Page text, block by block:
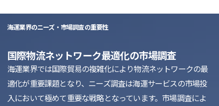
海運業界のニーズ・市場調査の重要性
国際物流ネットワーク最適化の市場調査
海運業界では国際貿易の複雑化により物流ネットワークの最
適化が重要課題となり、ニーズ調査は海運サービスの市場投
入において極めて重要な戦略となっています。市場調査によ